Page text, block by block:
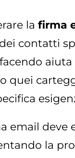
la firma
contatti
facendo
quei
email deve
la